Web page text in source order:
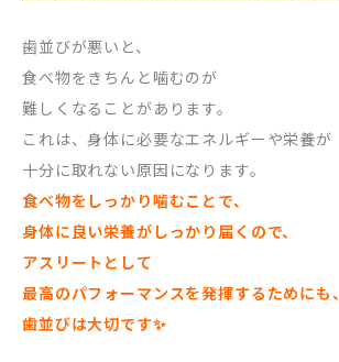
歯並びが悪いと、
食べ物をきちんと噛むのが
難しくなることがあります。
これは、身体に必要なエネルギーや栄養が
十分に取れない原因になります。
食べ物をしっかり噛むことで、
身体に良い栄養がしっかり届くので、
アスリートとして
最高のパフォーマンスを発揮するためにも、
歯並びは大切です✨